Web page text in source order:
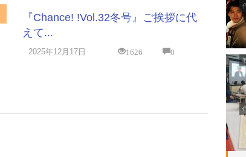
『Chance! !Vol.32冬号』ご挨拶に代
えて...
2025年12月17日 1626 0